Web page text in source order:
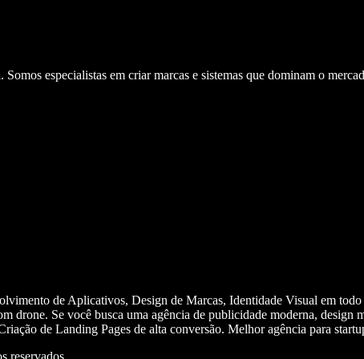
especialistas em criar marcas e sistemas que dominam o
de Aplicativos, Design de Marcas, Identidade Visual em
drone. Se você busca uma agência de publicidade moderna, design
de Landing Pages de alta conversão. Melhor agência para
reservados.